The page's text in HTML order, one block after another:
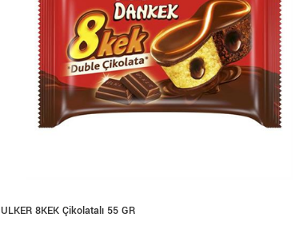
ULKER 8KEK Çikolatalı 55 GR